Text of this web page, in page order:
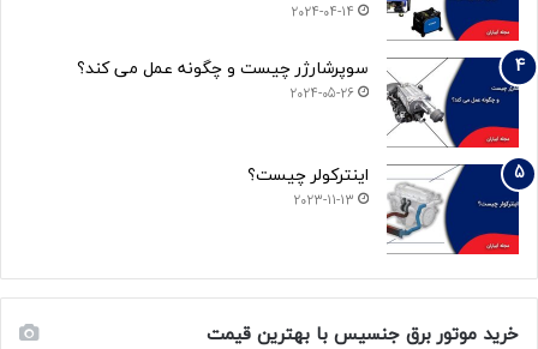
2024-04-14
سوپرشارژر چیست و چگونه عمل می کند؟
2024-05-26
اینترکولر چیست؟
2023-11-13
خرید موتور برق جنسیس با بهترین قیمت